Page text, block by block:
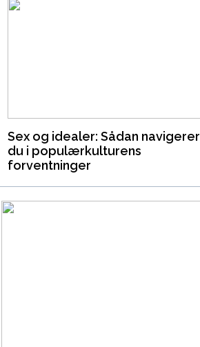
Sex og idealer: Sådan navigerer
du i populærkulturens
forventninger